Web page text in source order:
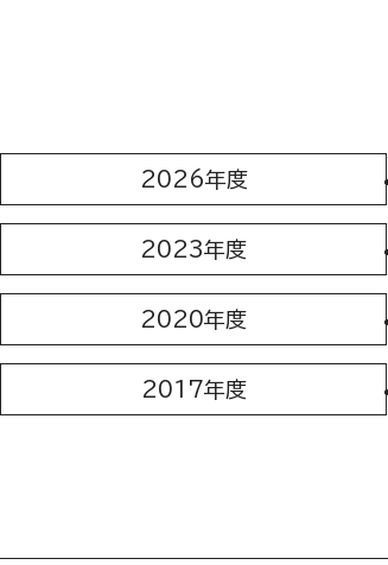
2026年度
2023年度
2020年度
2017年度